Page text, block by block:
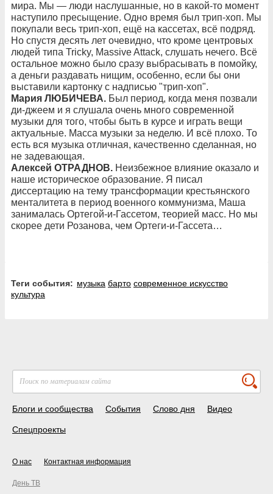
мира. Мы — люди наслушанные, но в какой-то момент
наступило пресыщение. Одно время был трип-хоп. Мы
покупали весь трип-хоп, ещё на кассетах, всё подряд.
Но спустя десять лет очевидно, что кроме центровых
людей типа Tricky, Massive Attack, слушать нечего. Всё
остальное можно было сразу выбрасывать в помойку,
а деньги раздавать нищим, особенно, если бы они
выставили картонку с надписью "трип-хоп".
Мария ЛЮБИЧЕВА. Был период, когда меня позвали
ди-джеем и я слушала очень много современной
музыки для того, чтобы быть в курсе и играть вещи
актуальные. Масса музыки за неделю. И всё плохо. То
есть вся музыка отличная, качественно сделанная, но
не задевающая.
Алексей ОТРАДНОВ. Неизбежное влияние оказало и
наше историческое образование. Я писал
диссертацию на тему трансформации крестьянского
менталитета в период военного коммунизма, Маша
занималась Ортегой-и-Гассетом, теорией масс. Но мы
скорее дети Розанова, чем Ортеги-и-Гассета…
Теги события: музыка барто современное искусство
культура
Блоги и сообщества События Слово дня Видео
Спецпроекты
О нас Контактная информация
День ТВ